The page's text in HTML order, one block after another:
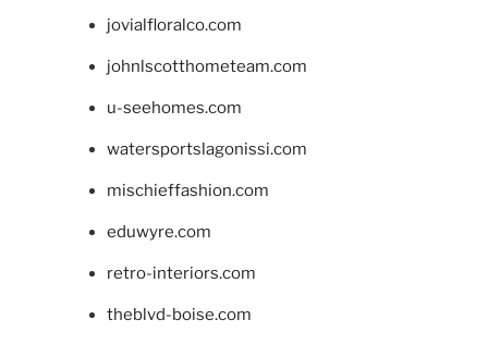
jovialfloralco.com
johnlscotthometeam.com
u-seehomes.com
watersportslagonissi.com
mischieffashion.com
eduwyre.com
retro-interiors.com
theblvd-boise.com